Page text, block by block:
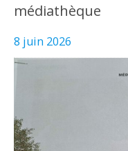
médiathèque
8 juin 2026